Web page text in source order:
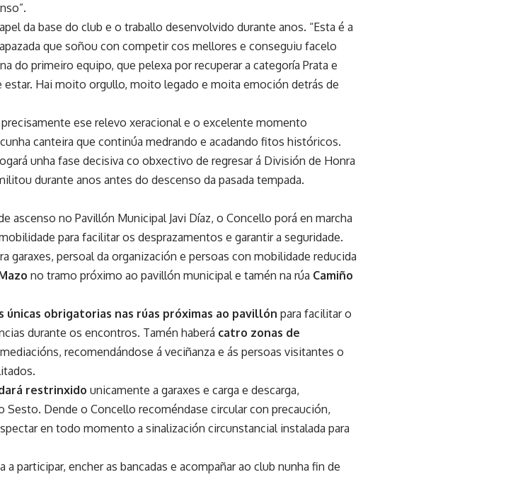
da base do club e o traballo desenvolvido durante anos. “Esta é a
que soñou con competir cos mellores e conseguiu facelo
do primeiro equipo, que pelexa por recuperar a categoría Prata e
estar. Hai moito orgullo, moito legado e moita emoción detrás de
ese relevo xeracional e o excelente momento
canteira que continúa medrando e acadando fitos históricos.
unha fase decisiva co obxectivo de regresar á División de Honra
durante anos antes do descenso da pasada tempada.
ascenso no Pavillón Municipal Javi Díaz, o Concello porá en marcha
para facilitar os desprazamentos e garantir a seguridade.
garaxes, persoal da organización e persoas con mobilidade reducida
no tramo próximo ao pavillón municipal e tamén na rúa Camiño
únicas obrigatorias nas rúas próximas ao pavillón para facilitar o
durante os encontros. Tamén haberá catro zonas de
recomendándose á veciñanza e ás persoas visitantes o
restrinxido unicamente a garaxes e carga e descarga,
Sesto. Dende o Concello recoméndase circular con precaución,
en todo momento a sinalización circunstancial instalada para
a participar, encher as bancadas e acompañar ao club nunha fin de